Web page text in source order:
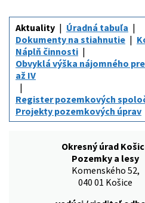
Aktuality
Úradná tabuľa
Dokumenty na stiahnutie
Náplň činnosti
Obvyklá výška nájomného
až IV
Register pozemkových
Projekty pozemkových úprav
Okresný úrad
Pozemky a lesy
Komenského 52,
040 01 Košice